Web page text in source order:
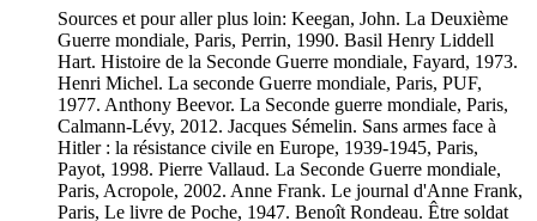
Sources et pour aller plus loin: Keegan, John. La Deuxième
Guerre mondiale, Paris, Perrin, 1990. Basil Henry Liddell
Hart. Histoire de la Seconde Guerre mondiale, Fayard, 1973.
Henri Michel. La seconde Guerre mondiale, Paris, PUF,
1977. Anthony Beevor. La Seconde guerre mondiale, Paris,
Calmann-Lévy, 2012. Jacques Sémelin. Sans armes face à
Hitler : la résistance civile en Europe, 1939-1945, Paris,
Payot, 1998. Pierre Vallaud. La Seconde Guerre mondiale,
Paris, Acropole, 2002. Anne Frank. Le journal d'Anne Frank,
Paris, Le livre de Poche, 1947. Benoît Rondeau. Être soldat